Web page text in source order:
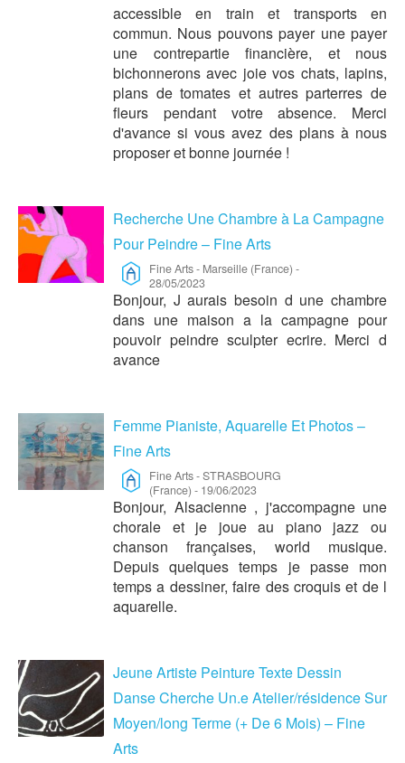
accessible en train et transports en
commun. Nous pouvons payer une payer
une contrepartie financière, et nous
bichonnerons avec joie vos chats, lapins,
plans de tomates et autres parterres de
fleurs pendant votre absence. Merci
d'avance si vous avez des plans à nous
proposer et bonne journée !
Recherche Une Chambre à La Campagne
Pour Peindre – Fine Arts
Fine Arts- Marseille (France) -
28/05/2023
Bonjour, J aurais besoin d une chambre
dans une maison a la campagne pour
pouvoir peindre sculpter ecrire. Merci d
avance
Femme Pianiste, Aquarelle Et Photos –
Fine Arts
Fine Arts-STRASBOURG
(France) - 19/06/2023
Bonjour, Alsacienne , j'accompagne une
chorale et je joue au piano jazz ou
chanson françaises, world musique.
Depuis quelques temps je passe mon
temps a dessiner, faire des croquis et de l
aquarelle.
Jeune Artiste Peinture Texte Dessin
Danse Cherche Un.e Atelier/résidence Sur
Moyen/long Terme (+ De 6 Mois) – Fine
Arts